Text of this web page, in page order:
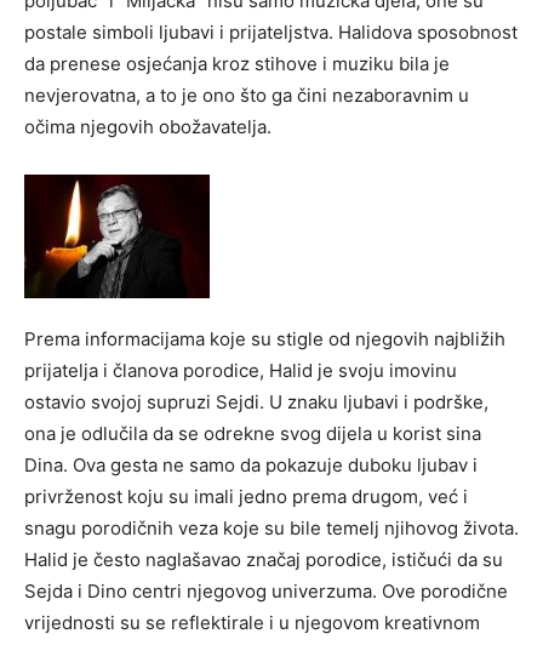
postale simboli ljubavi i prijateljstva. Halidova sposobnost
da prenese osjećanja kroz stihove i muziku bila je
nevjerovatna, a to je ono što ga čini nezaboravnim u
očima njegovih obožavatelja.
Prema informacijama koje su stigle od njegovih najbližih
prijatelja i članova porodice, Halid je svoju imovinu
ostavio svojoj supruzi Sejdi. U znaku ljubavi i podrške,
ona je odlučila da se odrekne svog dijela u korist sina
Dina. Ova gesta ne samo da pokazuje duboku ljubav i
privrženost koju su imali jedno prema drugom, već i
snagu porodičnih veza koje su bile temelj njihovog života.
Halid je često naglašavao značaj porodice, ističući da su
Sejda i Dino centri njegovog univerzuma. Ove porodične
vrijednosti su se reflektirale i u njegovom kreativnom